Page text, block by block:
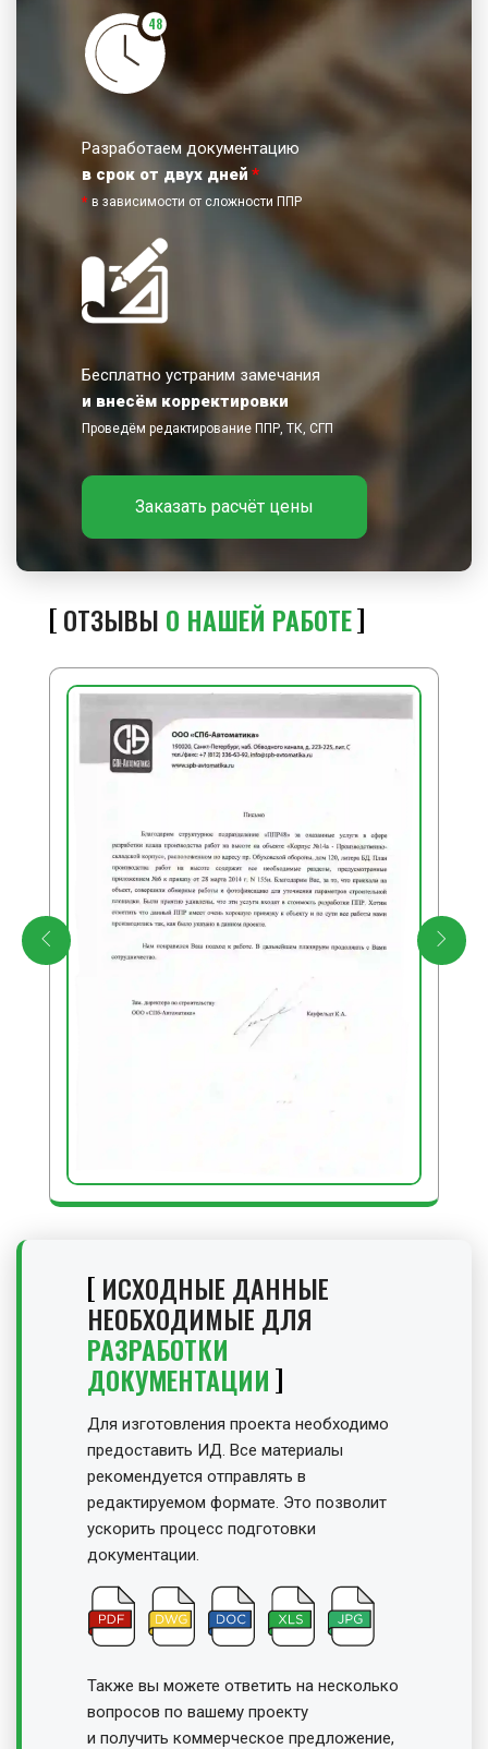
48
Разработаем документацию
в срок от двух дней *
* в зависимости от сложности ППР
Бесплатно устраним замечания
и внесём корректировки
Проведём редактирование ППР, ТК, СГП
Заказать расчёт цены
ОТЗЫВЫ О НАШЕЙ РАБОТЕ
ИСХОДНЫЕ ДАННЫЕ
НЕОБХОДИМЫЕ ДЛЯ
РАЗРАБОТКИ
ДОКУМЕНТАЦИИ
Для изготовления проекта необходимо
предоставить ИД. Все материалы
рекомендуется отправлять в
редактируемом формате. Это позволит
ускорить процесс подготовки
документации.
Также вы можете ответить на несколько
вопросов по вашему проекту
и получить коммерческое предложение,